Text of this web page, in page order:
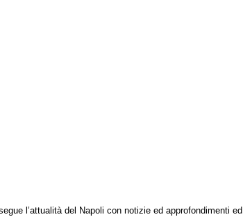
l’attualità del Napoli con notizie ed approfondimenti ed